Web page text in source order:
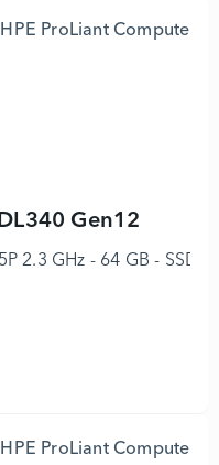
Gen12
2.3 GHz - 64 GB - SSD 2
Compute DL340